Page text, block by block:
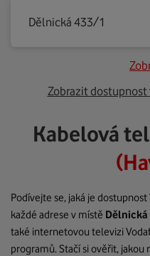
Dělnická 433/1
Zobrazit dostupnost
Kabelová
Podívejte se, jaká je
každé adrese v místě Dělnická
také internetovou televizi
programů. Stačí si ověřit,